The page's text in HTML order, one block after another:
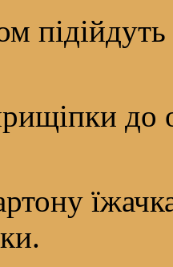
до